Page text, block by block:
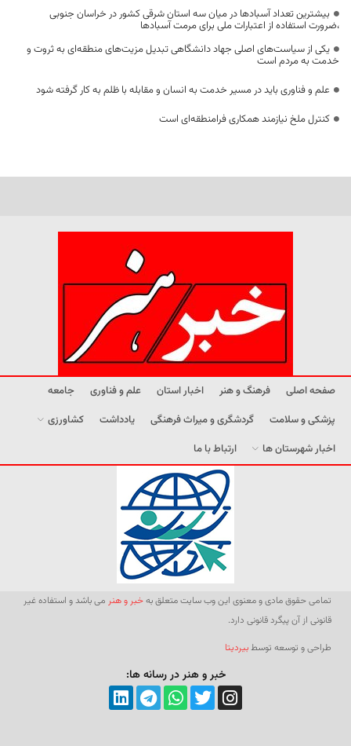
بیشترین تعداد آسبادها در میان سه استان شرقی کشور در خراسان جنوبی
،ضرورت استفاده از اعتبارات ملی برای مرمت آسبادها
یکی از سیاست‌های اصلی جهاد دانشگاهی تبدیل مزیت‌های منطقه‌ای به ثروت و
خدمت به مردم است
علم و فناوری باید در مسیر خدمت به انسان و مقابله با ظلم به کار گرفته شود
کنترل ملخ نیازمند همکاری فرامنطقه‌ای است
صفحه اصلی فرهنگ و هنر اخبار استان علم و فناوری
جامعه
پزشکی و سلامت
گردشگری و میراث فرهنگی یادداشت
کشاورزی
اخبار شهرستان ها
ارتباط با ما
تمامی حقوق مادی و معنوی این وب سایت متعلق بهخبر و هنر می باشد و استفاده غیر
قانونی از آن پیگرد قانونی دارد.
طراحی و توسعه توسطبیردیتا
خبر و هنر در رسانه ها: